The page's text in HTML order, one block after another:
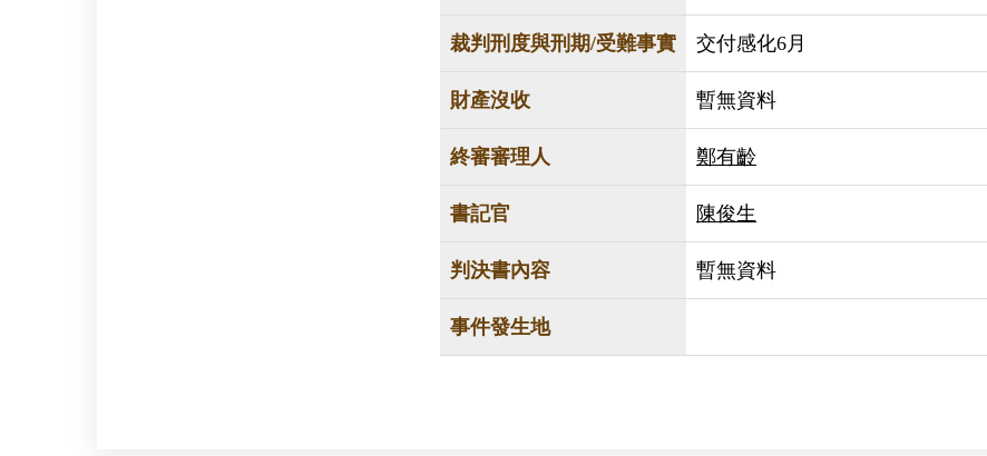
裁判刑度與刑期/受難事實 交付感化6月
財產沒收 暫無資料
終審審理人 鄭有齡
書記官 陳俊生
判決書內容 暫無資料
事件發生地